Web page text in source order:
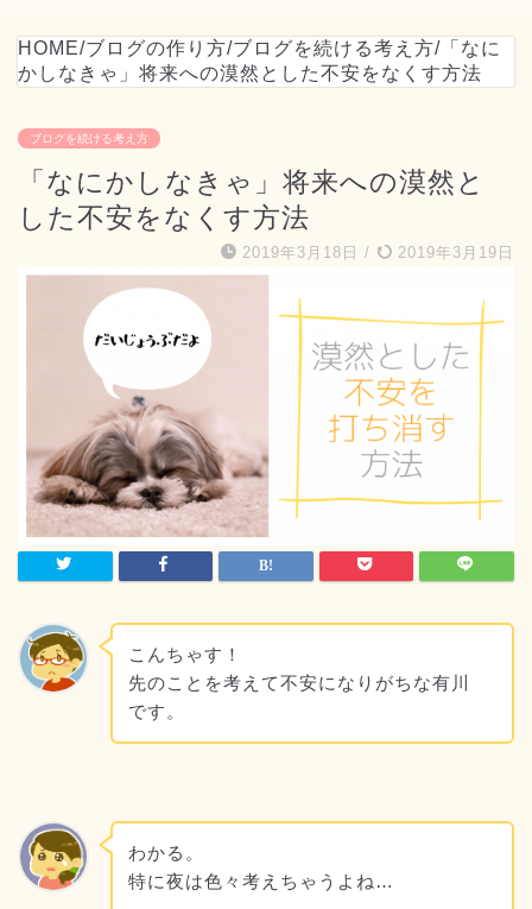
HOME/ブログの作り方/ブログを続ける考え方/ 「なに
かしなきゃ」将来への漠然とした不安をなくす方法
ブログを続ける考え方
「なにかしなきゃ」将来への漠然と
した不安をなくす方法
2019年3月18日 / 2019年3月19日
こんちゃす！
先のことを考えて不安になりがちな有川
です。
わかる。
特に夜は色々考えちゃうよね…